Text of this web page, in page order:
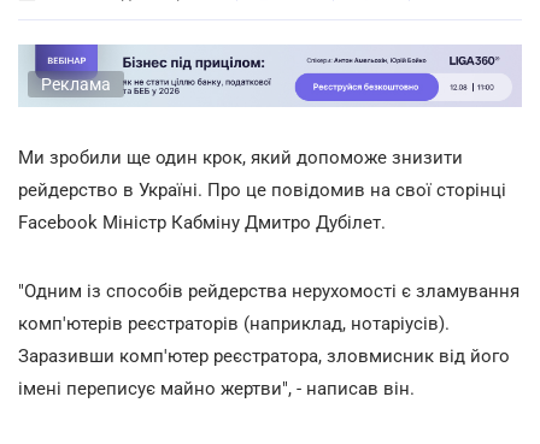
Реклама
Ми зробили ще один крок, який допоможе знизити
рейдерство в Україні. Про це повідомив на свої сторінці
Facebook Міністр Кабміну Дмитро Дубілет.
"Одним із способів рейдерства нерухомості є зламування
комп'ютерів реєстраторів (наприклад, нотаріусів).
Заразивши комп'ютер реєстратора, зловмисник від його
імені переписує майно жертви", - написав він.